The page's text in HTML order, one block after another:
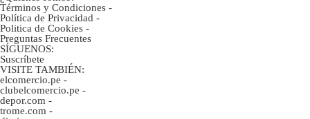
Términos y Condiciones -
Política de Privacidad -
Politica de Cookies -
Preguntas Frecuentes
SÍGUENOS:
Suscríbete
VISITE TAMBIÉN:
elcomercio.pe -
clubelcomercio.pe -
depor.com -
trome.com -